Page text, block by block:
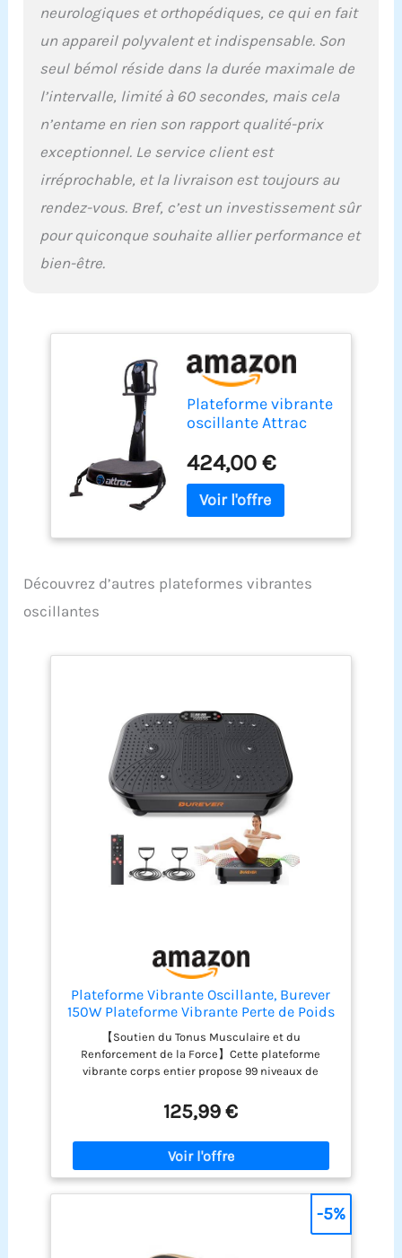
neurologiques et orthopédiques, ce qui en fait
un appareil polyvalent et indispensable. Son
seul bémol réside dans la durée maximale de
l’intervalle, limité à 60 secondes, mais cela
n’entame en rien son rapport qualité-prix
exceptionnel. Le service client est
irréprochable, et la livraison est toujours au
rendez-vous. Bref, c’est un investissement sûr
pour quiconque souhaite allier performance et
bien-être.
Plateforme vibrante
oscillante Attrac
d'entraînement
offert / Functional
Fitness
424,00 €
Découvrez d’autres plateformes vibrantes
oscillantes
Plateforme Vibrante Oscillante, Burever
150W Plateforme Vibrante Perte de Poids
avec Massage Silencieux des Pieds, 99
Niveaux d'Intensité et 5 Programmes
avec 2 Bandes de Résistance &
Télécommande
【Soutien du Tonus Musculaire et du
Renforcement de la Force】Cette plateforme
vibrante corps entier propose 99 niveaux de
contractions musculaires jusqu’à 30 fois par
seconde, activant 98 % de vos fibres musculaires
en seulement 10 minutes. Cette sollicitation
intense favorise la réponse métabolique naturelle
de votre corps tout en aidant à tonifier les jambes,
la sangle abdominale et les fessiers. Idéale pour
résultats rapides et visibles 【Grande Plateforme
125,99 €
-5%